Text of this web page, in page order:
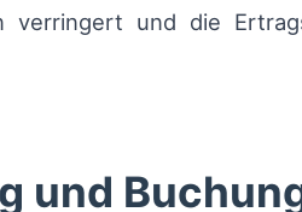
verringert und die
und